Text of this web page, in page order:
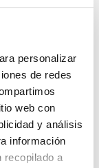
personalizar
de redes
web con
y análisis
información
recopilado a